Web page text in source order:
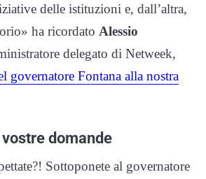
delle istituzioni e, dall’altra,
ha ricordato Alessio
delegato di Netweek,
governatore Fontana alla nostra
domande
Sottoponete al governatore